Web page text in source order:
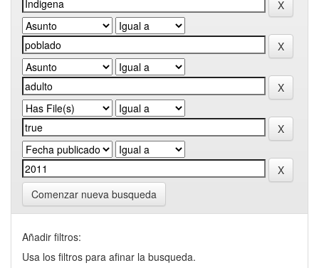
Comenzar nueva busqueda
Añadir filtros:
Usa los filtros para afinar la busqueda.